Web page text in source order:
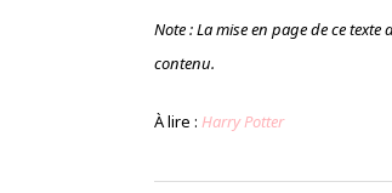
Note : La mise en page de ce
contenu.
À lire : Harry Potter